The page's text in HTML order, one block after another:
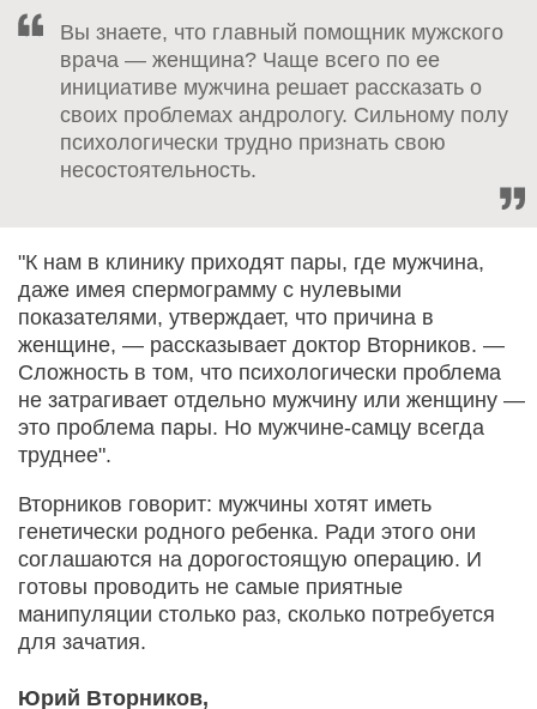
Вы знаете, что главный помощник мужского
врача — женщина? Чаще всего по ее
инициативе мужчина решает рассказать о
своих проблемах андрологу. Сильному полу
психологически трудно признать свою
несостоятельность.
"К нам в клинику приходят пары, где мужчина,
даже имея спермограмму с нулевыми
показателями, утверждает, что причина в
женщине, — рассказывает доктор Вторников. —
Сложность в том, что психологически проблема
не затрагивает отдельно мужчину или женщину —
это проблема пары. Но мужчине-самцу всегда
труднее".
Вторников говорит: мужчины хотят иметь
генетически родного ребенка. Ради этого они
соглашаются на дорогостоящую операцию. И
готовы проводить не самые приятные
манипуляции столько раз, сколько потребуется
для зачатия.
Юрий Вторников,